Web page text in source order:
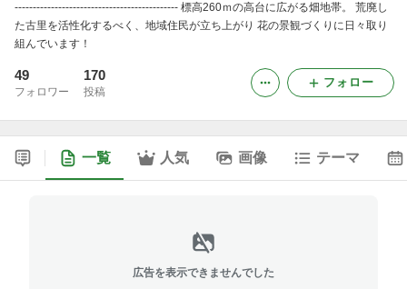
--------------------------------------------- 標高260ｍの高台に広がる畑地帯。 荒廃し
た古里を活性化するべく、地域住民が立ち上がり 花の景観づくりに日々取り
組んでいます！
49
フォロワー
170
投稿
フォロー
一覧 人気 画像 テーマ
広告を表示できませんでした